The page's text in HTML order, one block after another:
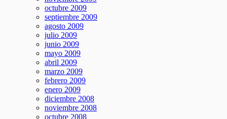
octubre 2009
septiembre 2009
agosto 2009
julio 2009
junio 2009
mayo 2009
abril 2009
marzo 2009
febrero 2009
enero 2009
diciembre 2008
noviembre 2008
octubre 2008